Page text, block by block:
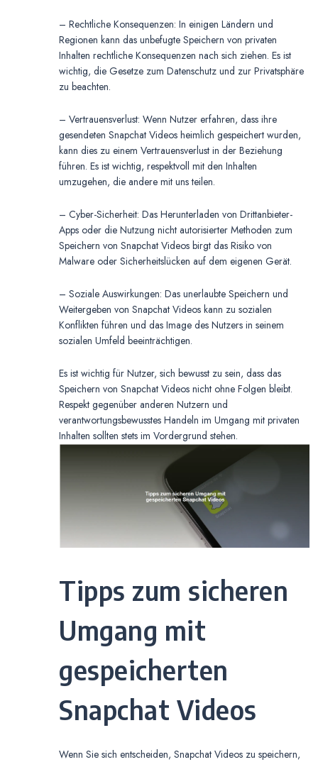
– Rechtliche Konsequenzen: In einigen Ländern und
Regionen kann das unbefugte Speichern von privaten
Inhalten rechtliche Konsequenzen nach sich ziehen. Es ist
wichtig, die Gesetze zum Datenschutz und zur Privatsphäre
zu beachten.
– Vertrauensverlust: Wenn Nutzer erfahren, dass ihre
gesendeten Snapchat Videos heimlich gespeichert wurden,
kann dies zu einem Vertrauensverlust in der Beziehung
führen. Es ist wichtig, respektvoll mit den Inhalten
umzugehen, die andere mit uns teilen.
– Cyber-Sicherheit: Das Herunterladen von Drittanbieter-
Apps oder die Nutzung nicht autorisierter Methoden zum
Speichern von Snapchat Videos birgt das Risiko von
Malware oder Sicherheitslücken auf dem eigenen Gerät.
– Soziale Auswirkungen: Das unerlaubte Speichern und
Weitergeben von Snapchat Videos kann zu sozialen
Konflikten führen und das Image des Nutzers in seinem
sozialen Umfeld beeinträchtigen.
Es ist wichtig für Nutzer, sich bewusst zu sein, dass das
Speichern von Snapchat Videos nicht ohne Folgen bleibt.
Respekt gegenüber anderen Nutzern und
verantwortungsbewusstes Handeln im Umgang mit privaten
Inhalten sollten stets im Vordergrund stehen.
Tipps zum sicheren
Umgang mit
gespeicherten
Snapchat Videos
Wenn Sie sich entscheiden, Snapchat Videos zu speichern,